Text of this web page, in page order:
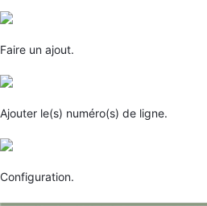
Faire un ajout.
Ajouter le(s) numéro(s) de ligne.
Configuration.